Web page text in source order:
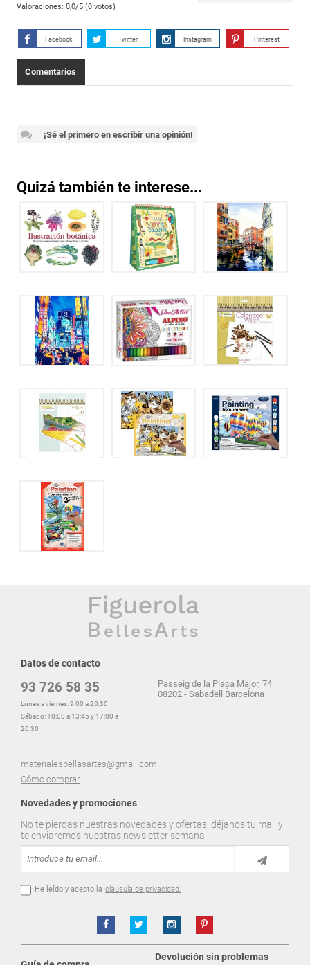
Valoraciones: 0,0/5 (0votos)
Facebook Twitter Instagram Pinterest
Comentarios
¡Sé el primero en escribir una opinión!
Quizá también te interese...
Datos de contacto
93 726 58 35
Lunes a viernes: 9:00 a 20:30
Sábado: 10:00 a 13:45 y 17:00 a
20:30
materialesbellasartes@gmail.com
Cómo comprar
Passeig de la Plaça Major, 74
08202 - Sabadell Barcelona
Novedades y promociones
No te pierdas nuestras novedades y ofertas, déjanos tu mail y
te enviaremos nuestras newsletter semanal.
He leído y acepto la cláusula de privacidad.
Devolución sin problemas